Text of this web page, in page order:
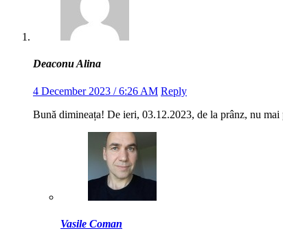
Deaconu Alina
4 December 2023 / 6:26 AM Reply
Bună dimineața! De ieri, 03.12.2023, de la prânz, nu mai
Vasile Coman